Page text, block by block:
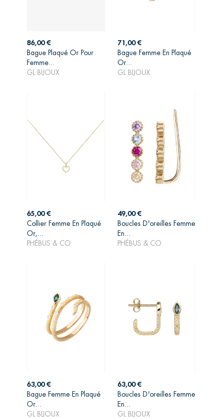
Prix
86,00 €
Bague Plaqué Or Pour
Femme...
GL BIJOUX
AJOUTER AU
Prix
71,00 €
Bague Femme En Plaqué
Or...
GL BIJOUX
AJOUTER AU
Prix
65,00 €
Collier Femme En Plaqué
Or,...
PHÉBUS & CO
AJOUTER AU
Prix
49,00 €
Boucles D'oreilles Femme
En...
PHÉBUS & CO
AJOUTER AU
Prix
63,00 €
Bague Femme En Plaqué
Or...
GL BIJOUX
AJOUTER AU
Prix
63,00 €
Boucles D'oreilles Femme
En...
GL BIJOUX
AJOUTER AU